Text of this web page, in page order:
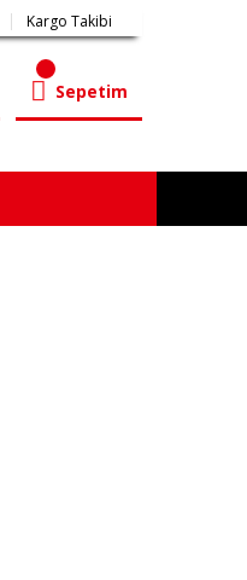
Kargo Takibi
Sepetim